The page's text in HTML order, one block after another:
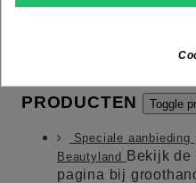
PRODUCTEN Toggle
Speciale
Beautyland
Bekijk
pagina bij